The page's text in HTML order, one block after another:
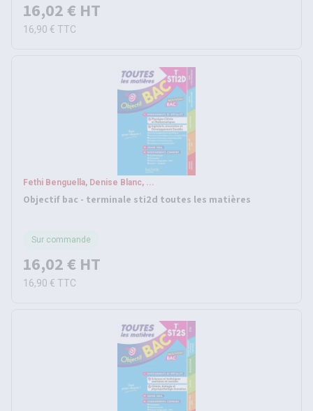
16,02 € HT
16,90 € TTC
Fethi Benguella, Denise Blanc, ...
Objectif bac - terminale sti2d toutes les matières
Sur commande
16,02 € HT
16,90 € TTC